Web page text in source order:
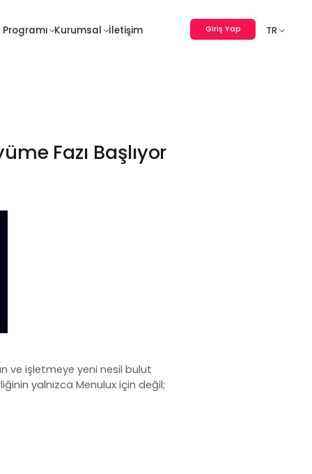
Kurumsal İletişim Giriş Yap TR
Fazı Başlıyor
ve işletmeye yeni nesil bulut
yalnızca Menuluxiçin değil;